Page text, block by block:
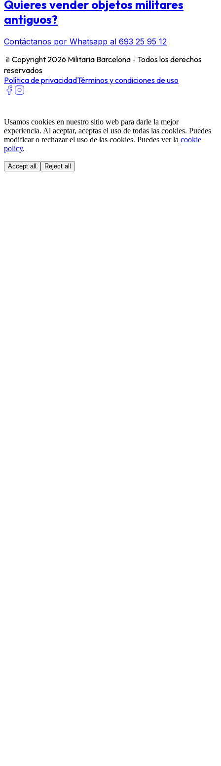
Quieres vender objetos militares
antiguos?
Contáctanos por Whatsapp al 693 25 95 12
﹫ Copyright 2026 Militaria Barcelona - Todos los derechos
reservados
Política de privacidadTérminos y condiciones de uso
Usamos cookies en nuestro sitio web para darle la mejor
experiencia. Al aceptar, aceptas el uso de todas las cookies. Puedes
modificar o rechazar el uso de las cookies. Puedes ver la cookie
policy.
Accept all Reject all